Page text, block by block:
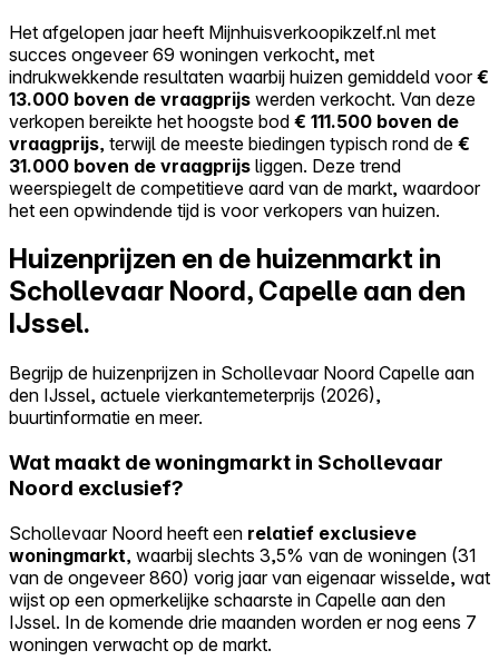
Het afgelopen jaar heeft Mijnhuisverkoopikzelf.nl met
succes ongeveer 69 woningen verkocht, met
indrukwekkende resultaten waarbij huizen gemiddeld voor€
13.000 boven de vraagprijs werden verkocht. Van deze
verkopen bereikte het hoogste bod € 111.500 boven de
vraagprijs, terwijl de meeste biedingen typisch rond de €
31.000 boven de vraagprijs liggen. Deze trend
weerspiegelt de competitieve aard van de markt, waardoor
het een opwindende tijd is voor verkopers van huizen.
Huizenprijzen en de huizenmarkt in
Schollevaar Noord, Capelle aan den
IJssel.
Begrijp de huizenprijzen in Schollevaar Noord Capelle aan
den IJssel, actuele vierkantemeterprijs (2026),
buurtinformatie en meer.
Wat maakt de woningmarkt in Schollevaar
Noord exclusief?
Schollevaar Noord heeft een relatief exclusieve
woningmarkt, waarbij slechts 3,5% van de woningen (31
van de ongeveer 860) vorig jaar van eigenaar wisselde, wat
wijst op een opmerkelijke schaarste in Capelle aan den
IJssel. In de komende drie maanden worden er nog eens 7
woningen verwacht op de markt.